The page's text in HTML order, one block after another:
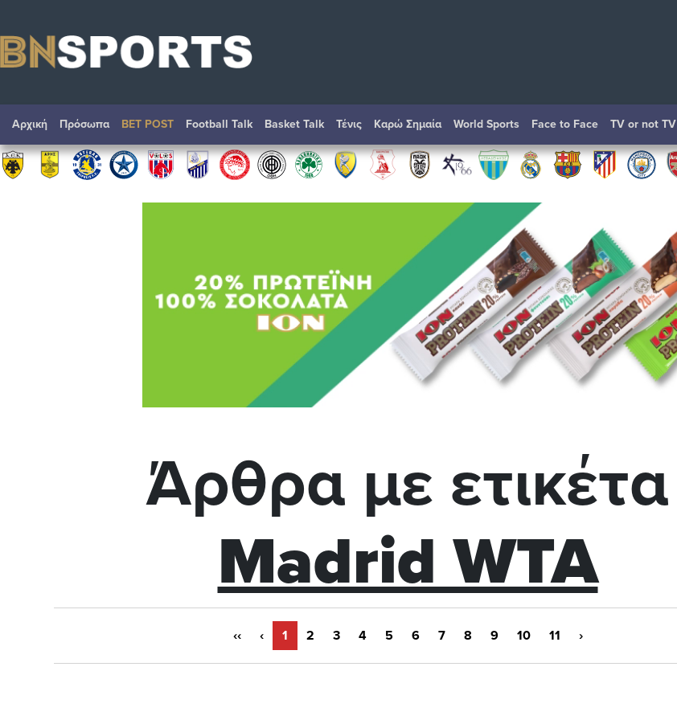
Αρχική Πρόσωπα BET POST Football Talk Basket Talk Τένις Καρώ Σημαία World Sports Face to Face TV or not TV
Άρθρα με ετικέτα
Madrid WTA
‹‹ ‹ 1 2 3 4 5 6 7 8 9 10 11 ›